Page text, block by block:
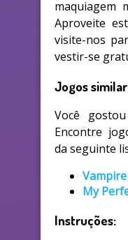
maquiagem
Aproveite
visite-nos
vestir-se
Jogos
Você
Encontre
da seguinte
My
Instruções: